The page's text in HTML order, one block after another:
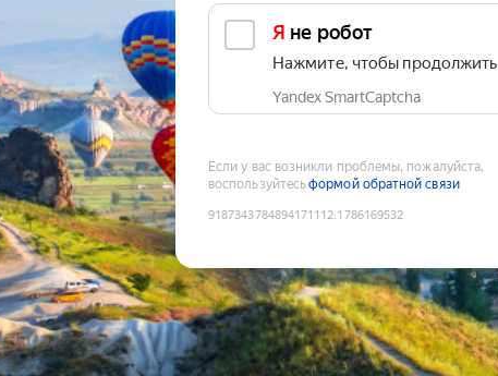
Я не робот
Нажмите, чтобы продолжить
Yandex SmartCaptcha
Если у вас возникли проблемы, пожалуйста,
воспользуйтесьформой обратной связи
9187343784894171112:1786169532